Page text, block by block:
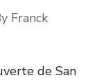
Franck
de San